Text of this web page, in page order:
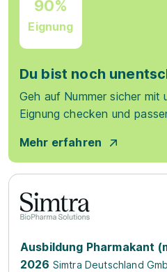
90%
Eignung
Du bist noch
Geh auf Nummer sicher mit
Eignung checken und
Mehr erfahren
Ausbildung Pharmakant
2026 Simtra Deutschland